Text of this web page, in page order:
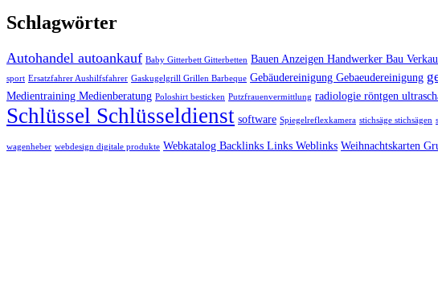
Schlagwörter
Autohandel autoankauf Baby Gitterbett Gitterbetten Bauen Anzeigen Handwerker Bau
sport Ersatzfahrer Aushilfsfahrer Gaskugelgrill Grillen Barbeque Gebäudereinigung Gebaeudereinigung
Medientraining Medienberatung Poloshirt besticken Putzfrauenvermittlung radiologie röntgen
Schlüssel Schlüsseldienst software Spiegelreflexkamera stichsäge stichsägen
wagenheber webdesign digitale produkte Webkatalog Backlinks Links Weblinks Weihnachtskarten